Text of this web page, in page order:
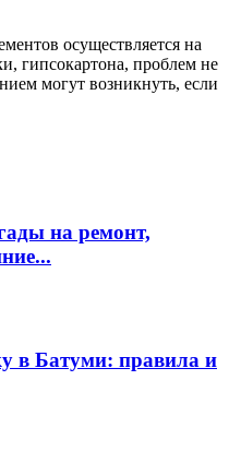
осуществляется на
гипсокартона, проблем не
могут возникнуть, если
на ремонт,
в Батуми: правила и